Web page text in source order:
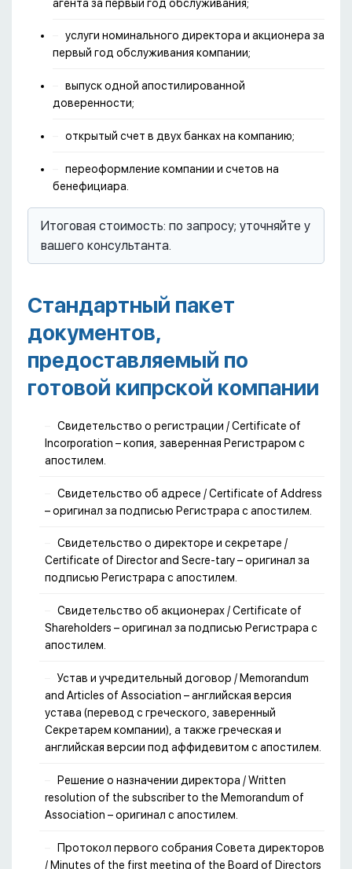
агента за первый год обслуживания;
услуги номинального директора и акционера за
первый год обслуживания компании;
выпуск одной апостилированной
доверенности;
открытый счет в двух банках на компанию;
переоформление компании и счетов на
бенефициара.
Итоговая стоимость: по запросу; уточняйте у
вашего консультанта.​​
Стандартный пакет
документов,
предоставляемый по
готовой кипрской компании
Свидетельство о регистрации / Certificate of
Incorporation – копия, заверенная Регистраром с
апостилем.
Свидетельство об адресе / Certificate of Address
– оригинал за подписью Регистрара с апостилем.
Свидетельство о директоре и секретаре /
Certificate of Director and Secre-tary – оригинал за
подписью Регистрара с апостилем.
Свидетельство об акционерах / Certificate of
Shareholders – оригинал за подписью Регистрара с
апостилем.
Устав и учредительный договор / Memorandum
and Articles of Association – английская версия
устава (перевод с греческого, заверенный
Секретарем компании), а также греческая и
английская версии под аффидевитом с апостилем.
Решение о назначении директора / Written
resolution of the subscriber to the Memorandum of
Association – оригинал с апостилем.
Протокол первого собрания Совета директоров
/ Minutes of the first meeting of the Board of Directors